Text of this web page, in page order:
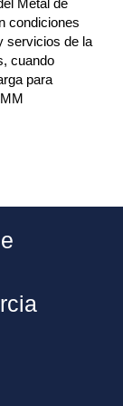
Metal de
condiciones
servicios de la
cuando
para